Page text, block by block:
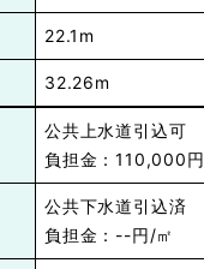
22.1m
32.26m
公共上水道引込可
負担金：110,000円
公共下水道引込済
負担金：--円/㎡